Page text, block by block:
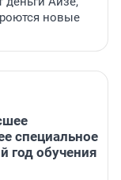
новые
специальное
год обучения